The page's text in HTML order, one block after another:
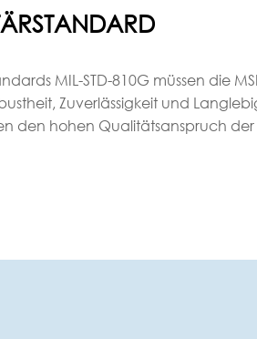
MIL-STD-810G müssen die
Zuverlässigkeit und
den hohen Qualitätsanspruch der